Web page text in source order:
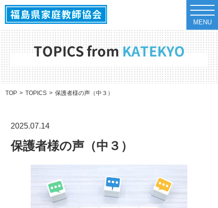
t
o
g
g
l
e
n
v
i
g
MENU
TOPICS fromKATEKYO
TOP TOPICS 保護者様の声（中３）
2025.07.14
保護者様の声（中３）